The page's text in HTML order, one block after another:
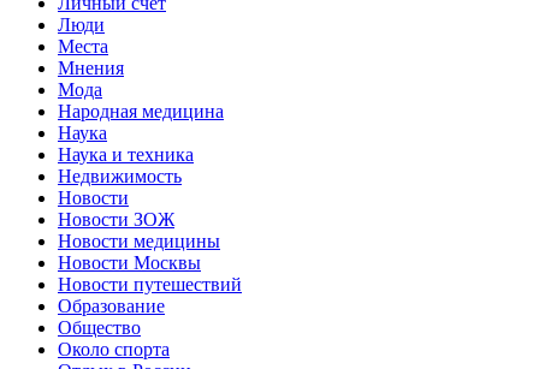
Люди
Места
Мнения
Мода
Народная медицина
Наука
Наука и техника
Недвижимость
Новости
Новости ЗОЖ
Новости медицины
Новости Москвы
Новости путешествий
Образование
Общество
Около спорта